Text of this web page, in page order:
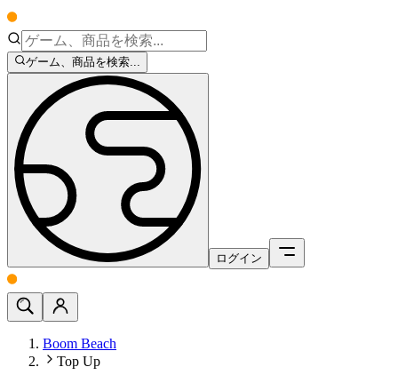
ゲーム、商品を検索...
ログイン
Boom Beach
Top Up